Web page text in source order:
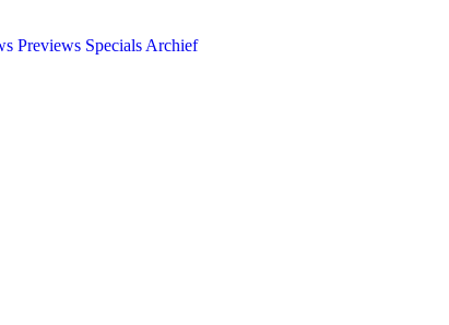
Previews Specials Archief